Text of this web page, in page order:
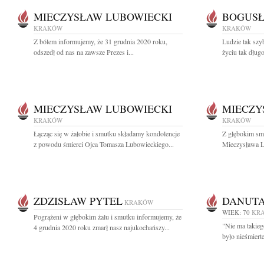
MIECZYSŁAW LUBOWIECKI
KRAKÓW
Z bólem informujemy, że 31 grudnia 2020 roku,
odszedł od nas na zawsze Prezes i...
KRAKÓW
Ludzie tak
życiu tak
MIECZYSŁAW LUBOWIECKI
KRAKÓW
Łącząc się w żałobie i smutku składamy kondolencje
z powodu śmierci Ojca Tomasza Lubowieckiego...
KRAKÓW
Z głębokim
Mieczysława
ZDZISŁAW PYTEL KRAKÓW
Pogrążeni w głębokim żalu i smutku informujemy, że
4 grudnia 2020 roku zmarł nasz najukochańszy...
WIEK: 70
"Nie ma
było